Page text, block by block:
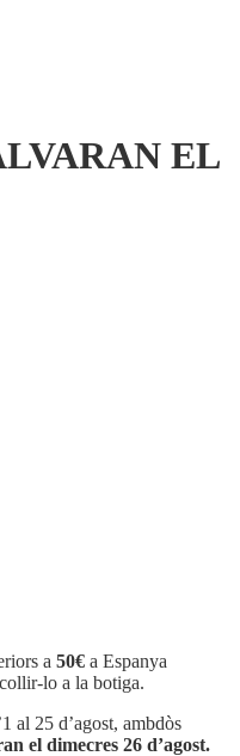
EL
a 50€ a Espanya
lo a la botiga.
al 25 d’agost, ambdòs
el dimecres 26 d’agost.